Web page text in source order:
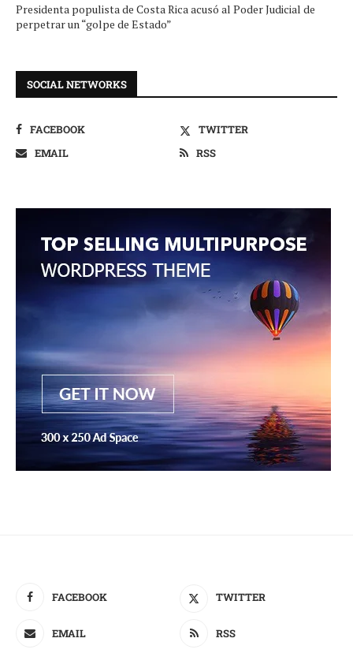
Presidenta populista de Costa Rica acusó al Poder Judicial de
perpetrar un “golpe de Estado”
SOCIAL NETWORKS
FACEBOOK
TWITTER
EMAIL
RSS
FACEBOOK TWITTER
EMAIL RSS